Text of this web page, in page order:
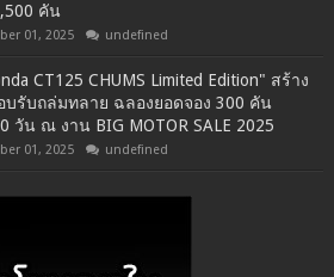
คัน
01, 2025 undefined
CT125 CHUMS Limited Edition" สร้าง
บรับถล่มทลาย ฉลองยอดจอง 300 คัน
วัน ณ งาน BIG MOTOR SALE 2025
01, 2025 undefined